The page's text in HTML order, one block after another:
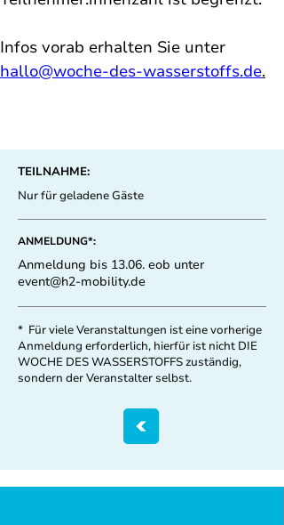
Infos vorab erhalten Sie unter
hallo@woche-des-wasserstoffs.de.
TEILNAHME:
Nur für geladene Gäste
ANMELDUNG*:
Anmeldung bis 13.06. eob unter
event@h2-mobility.de
* Für viele Veranstaltungen ist eine vorherige
Anmeldung erforderlich, hierfür ist nicht DIE
WOCHE DES WASSERSTOFFS zuständig,
sondern der Veranstalter selbst.